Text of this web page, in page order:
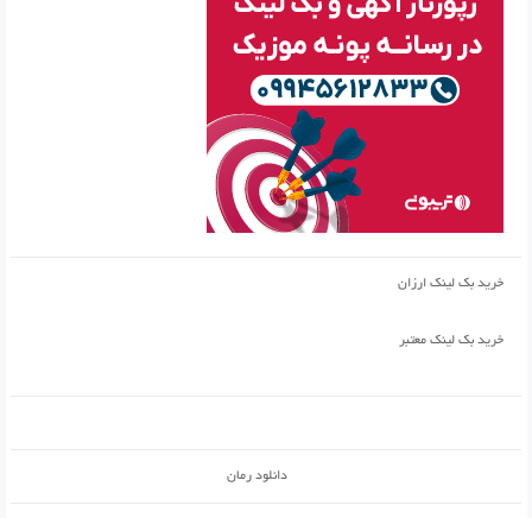
خرید بک لینک ارزان
خرید بک لینک معتبر
دانلود رمان